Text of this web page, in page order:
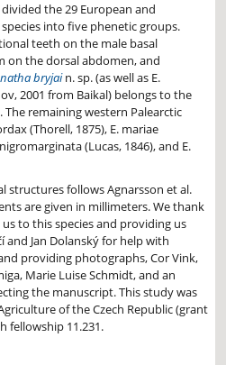
the 29 European and
into five phenetic groups.
teeth on the male basal
on the dorsal abdomen, and
bryjain. sp. (as well as E.
2001 from Baikal) belongs to the
remaining western Palearctic
(Thorell, 1875), E. mariae
(Lucas, 1846), and E.
structures follows Agnarsson et al.
are given in millimeters. We thank
to this species and providing us
and Jan Dolanský for help with
providing photographs, Cor Vink,
Marie Luise Schmidt, and an
the manuscript. This study was
of the Czech Republic (grant
fellowship 11.231.